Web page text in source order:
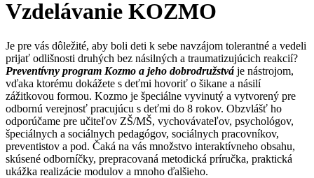
Vzdelávanie KOZMO
Je pre vás dôležité, aby boli deti k sebe navzájom tolerantné a vedeli
prijať odlišnosti druhých bez násilných a traumatizujúcich reakcií?
Preventívny program Kozmo a jeho dobrodružstvá je nástrojom,
vďaka ktorému dokážete s deťmi hovoriť o šikane a násilí
zážitkovou formou. Kozmo je špeciálne vyvinutý a vytvorený pre
odbornú verejnosť pracujúcu s deťmi do 8 rokov. Obzvlášť ho
odporúčame pre učiteľov ZŠ/MŠ, vychovávateľov, psychológov,
špeciálnych a sociálnych pedagógov, sociálnych pracovníkov,
preventistov a pod. Čaká na vás množstvo interaktívneho obsahu,
skúsené odborníčky, prepracovaná metodická príručka, praktická
ukážka realizácie modulov a mnoho ďalšieho.